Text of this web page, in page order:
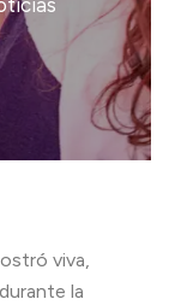
viva,
la